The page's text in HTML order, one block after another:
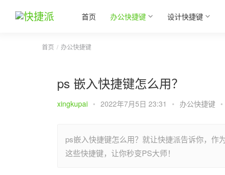
首页 办公快捷键 设计快捷键
首页 办公快捷键
ps 嵌入快捷键怎么用？
xingkupai • 2022年7月5日 23:31 • 办公快捷键 •
ps嵌入快捷键怎么用？就让快捷派告诉你，作
这些快捷键，让你秒变PS大师！